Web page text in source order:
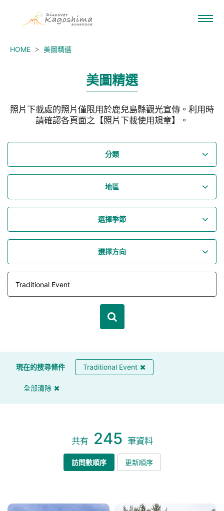
HOME 美圖精選
美圖精選
照片下載處的照片僅限用於鹿兒島縣觀光宣傳。利用時
請確認各頁面之【照片下載使用規章】。
分類
地區
選擇季節
選擇方向
現在的搜尋條件 Traditional Event
全部清除
共有 245 筆資料
訪問數順序 更新順序